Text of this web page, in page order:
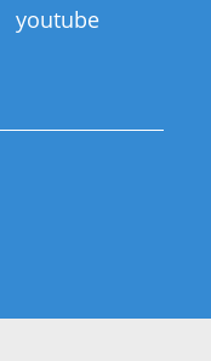
youtube